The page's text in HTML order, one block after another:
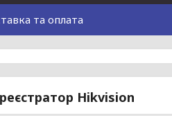
та оплата
Hikvision